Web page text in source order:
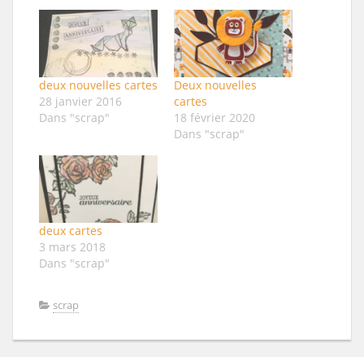
deux nouvelles cartes
28 janvier 2016
Dans "scrap"
Deux nouvelles
cartes
18 février 2020
Dans "scrap"
deux cartes
3 mars 2018
Dans "scrap"
scrap